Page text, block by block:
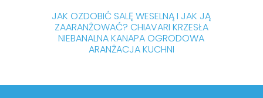
JAK OZDOBIĆ SALĘ WESELNĄ I JAK JĄ
ZAARANŻOWAĆ? CHIAVARI KRZESŁA
NIEBANALNA KANAPA OGRODOWA
ARANŻACJA KUCHNI